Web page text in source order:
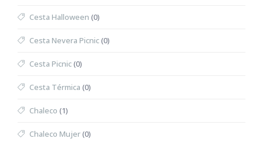
Cesta Halloween (0)
Cesta Nevera Picnic(0)
Cesta Picnic(0)
Cesta Térmica (0)
Chaleco (1)
Chaleco Mujer(0)